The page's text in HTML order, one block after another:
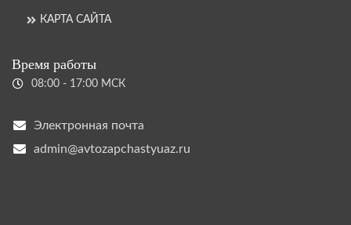
КАРТА САЙТА
Время работы
08:00 - 17:00 МСК
Электронная почта
admin@avtozapchastyuaz.ru